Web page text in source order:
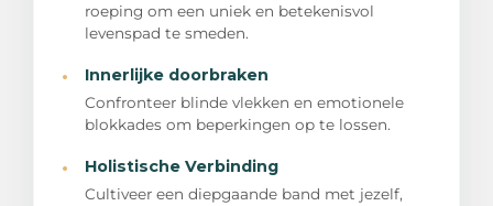
roeping om een uniek en betekenisvol
levenspad te smeden.
· Innerlijke doorbraken
Confronteer blinde vlekken en emotionele
blokkades om beperkingen op te lossen.
· Holistische Verbinding
Cultiveer een diepgaande band met jezelf,